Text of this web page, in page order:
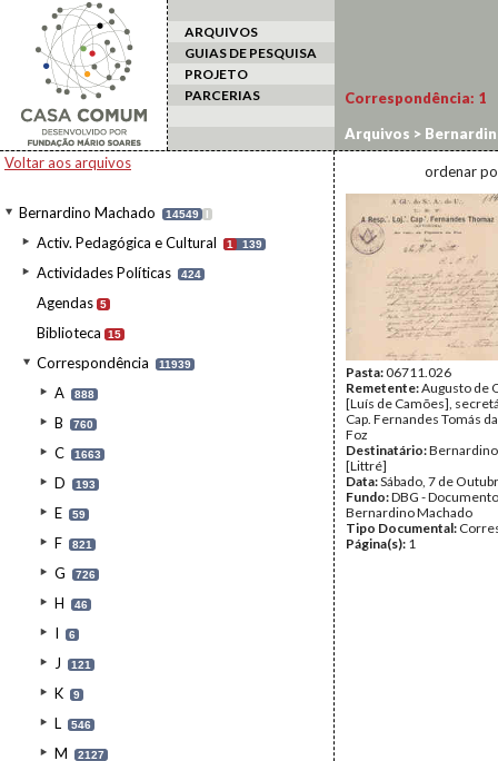
ARQUIVOS
GUIAS DE PESQUISA
PROJETO
PARCERIAS
Voltar aos arquivos
Bernardino Machado 14549 I
Activ. Pedagógica e Cultural 1 139
Actividades Políticas 424
Agendas 5
Biblioteca 15
Correspondência 11939
A 888
B 760
C 1663
D 193
E 59
F 821
G 726
H 46
I 6
J 121
K 9
L 546
M 2127
Correspondência: 1
Arquivos >
ordenar
Pasta:06711.026
Remetente:Augusto de
[Luís de Camões],
Cap. Fernandes Tomás
Foz
Destinatário:
[Littré]
Data:Sábado, 7 de
Fundo:DBG -
Bernardino Machado
Tipo Documental:
Página(s): 1